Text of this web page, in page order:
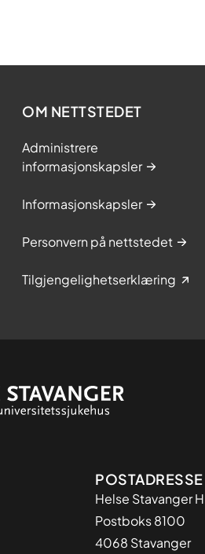
OM NETTSTEDET
Administrere
informasjonskapsler
Informasjonskapsler
Personvern på nettstedet
Tilgjengelighetserklæring
Adresse
POSTADRESSE
Helse Stavanger
Postboks 8100
4068 Stavanger